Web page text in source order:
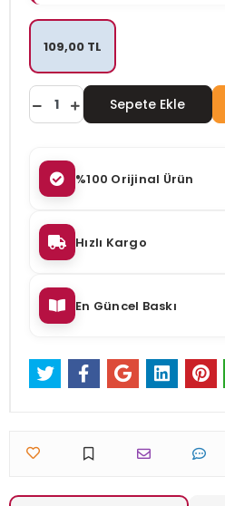
109,00 TL
Sepete Ekle
%100 Orijinal Ürün
Hızlı Kargo
En Güncel Baskı